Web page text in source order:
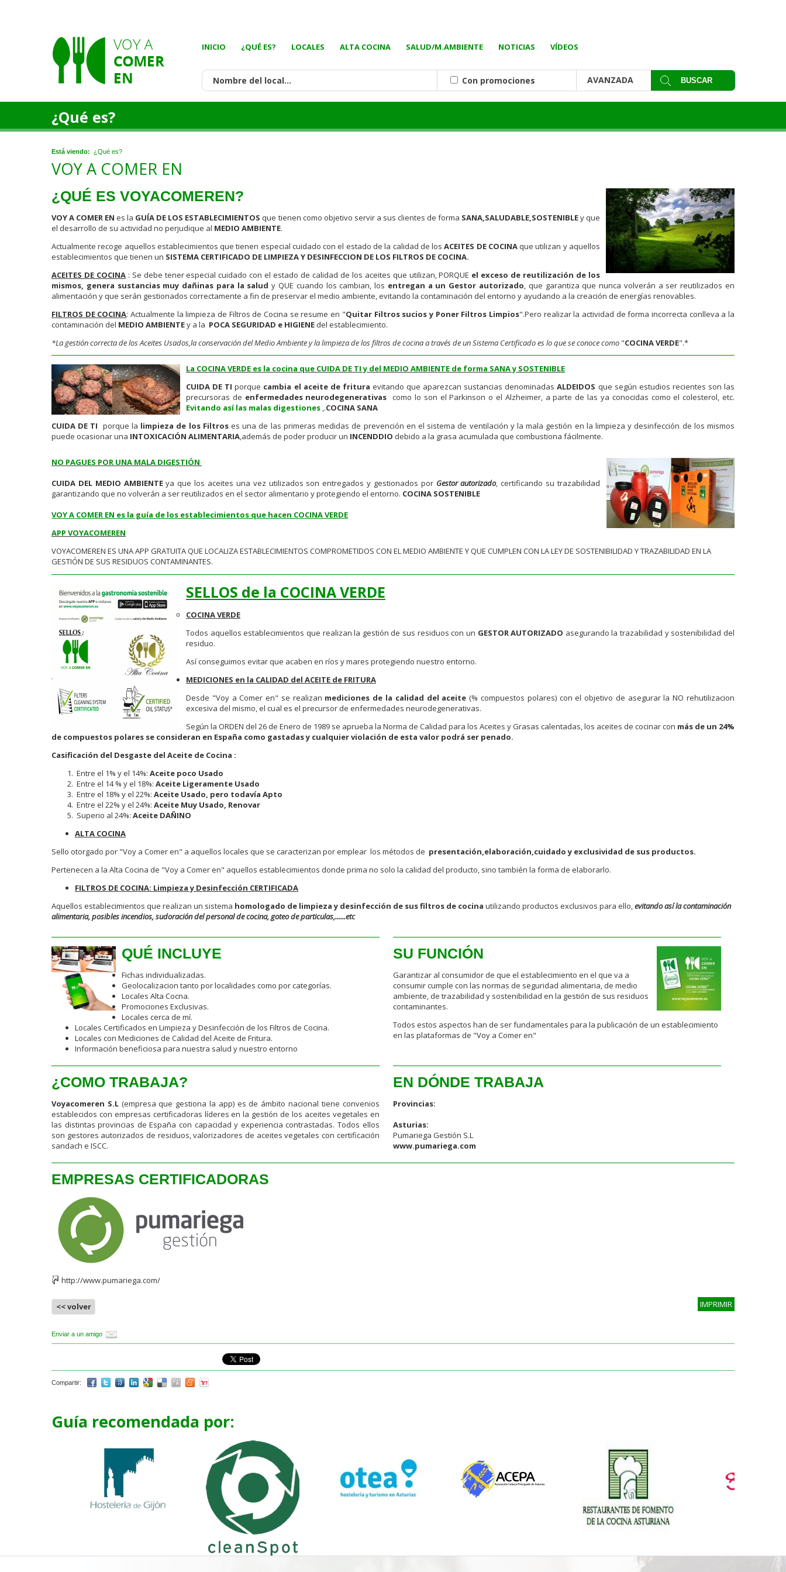
INICIO ¿QUÉ ES? LOCALES ALTA COCINA SALUD/M.AMBIENTE NOTICIAS VÍDEOS
Con promociones AVANZADA
¿Qué es?
Está viendo: ¿Qué es?
VOY A COMER EN
¿QUÉ ES VOYACOMEREN?
VOY A COMER EN es la GUÍA DE LOS ESTABLECIMIENTOSque tienen como objetivo servir a sus clientes de forma SANA,SALUDABLE,SOSTENIBLEy que
el desarrollo de su actividad no perjudique al MEDIO AMBIENTE.
Actualmente recoge aquellos establecimientos que tienen especial cuidado con el estado de la calidad de losACEITES DE COCINAque utilizan y aquellos
establecimientos que tienen un SISTEMA CERTIFICADO DE LIMPIEZA Y DESINFECCION DE LOS FILTROS DE COCINA.
ACEITES DE COCINA: Se debe tener especial cuidado con el estado de calidad de los aceites que utilizan, PORQUE el exceso de reutilización de los
mismos, genera sustancias muy dañinas para la salud y QUE cuando los cambian, los entregan a un Gestor autorizado , que garantiza que nunca volverán a ser reutilizados en
alimentación y que serán gestionados correctamente a fin de preservar el medio ambiente, evitando la contaminación del entorno y ayudando a la creación de energías renovables.
FILTROS DE COCINA: Actualmente la limpieza de Filtros de Cocina se resume en "Quitar Filtros sucios y Poner Filtros Limpios".Pero realizar la actividad de forma incorrecta conlleva a la
contaminación del MEDIO AMBIENTEy a la POCA SEGURIDAD e HIGIENE del establecimiento.
*La gestión correcta de los Aceites Usados,la conservación del Medio Ambiente y la limpieza de los filtros de cocina a través de un Sistema Certificado es lo que se conoce como "COCINA VERDE".*
La COCINA VERDE es la cocina que CUIDA DE TI y del MEDIO AMBIENTE de forma SANA y SOSTENIBLE
CUIDA DE TI porque cambia el aceite de fritura evitando que aparezcan sustancias denominadasALDEIDOS que según estudios recientes son las
precursoras de enfermedades neurodegenerativas como lo son el Parkinson o el Alzheimer, a parte de las ya conocidas como el colesterol, etc.
Evitando así las malas digestiones ,.COCINA SANA
CUIDA DE TI porque la limpieza de los Filtroses una de las primeras medidas de prevención en el sistema de ventilación y la mala gestión en la limpieza y desinfección de los mismos
puede ocasionar una INTOXICACIÓN ALIMENTARIA,además de poder producir un INCENDDIO debido a la grasa acumulada que combustiona fácilmente.
NO PAGUES POR UNA MALA DIGESTIÓN
CUIDA DEL MEDIO AMBIENTEya que los aceites una vez utilizados son entregados y gestionados porGestor autorizado, certificando su trazabilidad
garantizando que no volverán a ser reutilizados en el sector alimentario y protegiendo el entorno. COCINA SOSTENIBLE
VOY A COMER EN es la guía de los establecimientos que hacen COCINA VERDE
APP VOYACOMEREN
VOYACOMEREN ES UNA APP GRATUITA QUE LOCALIZA ESTABLECIMIENTOS COMPROMETIDOS CON EL MEDIO AMBIENTE Y QUE CUMPLEN CON LA LEY DE SOSTENIBILIDAD Y TRAZABILIDAD EN LA
GESTIÓN DE SUS RESIDUOS CONTAMINANTES.
SELLOS de la COCINA VERDE
COCINA VERDE
Todos aquellos establecimientos que realizan la gestión de sus residuos con un GESTOR AUTORIZADO asegurando la trazabilidad y sostenibilidad del
residuo.
Así conseguimos evitar que acaben en ríos y mares protegiendo nuestro entorno.
MEDICIONES en la CALIDAD del ACEITE de FRITURA
Desde "Voy a Comer en" se realizan mediciones de la calidad del aceite (% compuestos polares) con el objetivo de asegurar la NO rehutilizacion
excesiva del mismo, el cual es el precursor de enfermedades neurodegenerativas.
Según la ORDEN del 26 de Enero de 1989 se aprueba la Norma de Calidad para los Aceites y Grasas calentadas, los aceites de cocinar con más de un 24%
de compuestos polares se consideran en España como gastadas y cualquier violación de esta valor podrá ser penado.
Casificación del Desgaste del Aceite de Cocina :
Entre el 1% y el 14%: Aceite poco Usado
Entre el 14 % y el 18%: Aceite Ligeramente Usado
Entre el 18% y el 22%: Aceite Usado, pero todavía Apto
Entre el 22% y el 24%: Aceite Muy Usado, Renovar
Superio al 24%: Aceite DAÑINO
ALTA COCINA
Sello otorgado por "Voy a Comer en" a aquellos locales que se caracterizan por emplear los métodos de presentación,elaboración,cuidado y exclusividad de sus productos.
Pertenecen a la Alta Cocina de "Voy a Comer en" aquellos establecimientos donde prima no solo la calidad del producto, sino también la forma de elaborarlo.
FILTROS DE COCINA: Limpieza y Desinfección CERTIFICADA
Aquellos establecimientos que realizan un sistema homologado de limpieza y desinfección de sus filtros de cocina utilizando productos exclusivos para ello,evitando así la contaminación
alimentaria, posibles incendios, sudoración del personal de cocina, goteo de particulas,......etc
QUÉ INCLUYE
Fichas individualizadas.
Geolocalizacion tanto por localidades como por categorías.
Locales Alta Cocna.
Promociones Exclusivas.
Locales cerca de mí.
Locales Certificados en Limpieza y Desinfección de los Filtros de Cocina.
Locales con Mediciones de Calidad del Aceite de Fritura.
Información beneficiosa para nuestra salud y nuestro entorno
SU FUNCIÓN
Garantizar al consumidor de que el establecimiento en el que va a
consumir cumple con las normas de seguridad alimentaria, de medio
ambiente, de trazabilidad y sostenibilidad en la gestión de sus residuos
contaminantes.
Todos estos aspectos han de ser fundamentales para la publicación de un establecimiento
en las plataformas de "Voy a Comer en"
¿COMO TRABAJA?
Voyacomeren S.L(empresa que gestiona la app) es de ámbito nacional tiene convenios
establecidos con empresas certificadoras líderes en la gestión de los aceites vegetales en
las distintas provincias de España con capacidad y experiencia contrastadas. Todos ellos
son gestores autorizados de residuos, valorizadores de aceites vegetales con certificación
sandach e ISCC.
EN DÓNDE TRABAJA
Provincias:
Asturias:
Pumariega Gestión S.L
www.pumariega.com
EMPRESAS CERTIFICADORAS
http://www.pumariega.com/
<< volver IMPRIMIR
Enviar a un amigo
Compartir:
Guía recomendada por: